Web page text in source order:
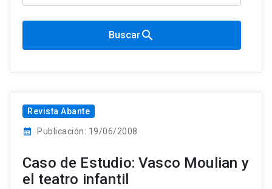
Buscarsearch
Revista Abante
calendar_month Publicación: 19/06/2008
Caso de Estudio: Vasco Moulian y
el teatro infantil